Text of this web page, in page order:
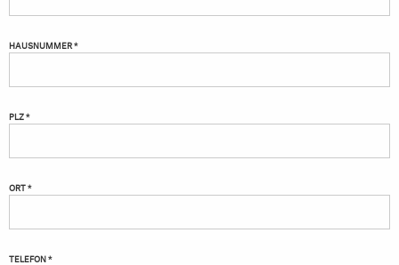
HAUSNUMMER *
PLZ *
ORT *
TELEFON *